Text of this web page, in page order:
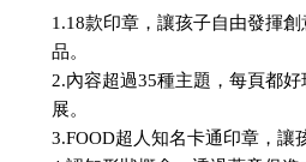
1.18款印章，讓孩子自由發揮
品。
2.內容超過35種主題，每頁都
展。
3.FOOD超人知名卡通印章，讓